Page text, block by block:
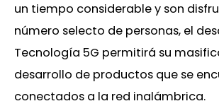
un tiempo considerable y son
número selecto de personas, el
Tecnología 5G permitirá su
desarrollo de productos que se
conectados a la red inalámbrica.